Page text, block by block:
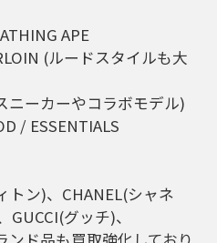
APE
(ルードスタイルも大
ニーカーやコラボモデル)
/ ESSENTIALS
トン)、CHANEL(シャネ
グッチ)、